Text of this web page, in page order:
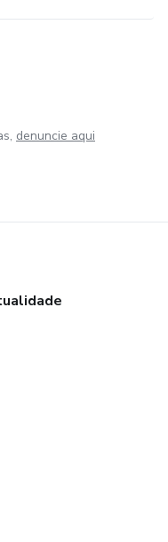
denuncie aqui